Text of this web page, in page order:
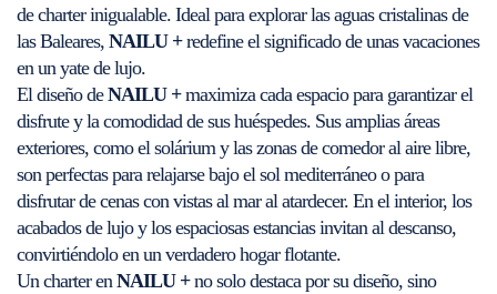
de charter inigualable. Ideal para explorar las aguas cristalinas de
las Baleares, NAILU +redefine el significado de unas vacaciones
en un yate de lujo.
El diseño deNAILU +maximiza cada espacio para garantizar el
disfrute y la comodidad de sus huéspedes. Sus amplias áreas
exteriores, como el solárium y las zonas de comedor al aire libre,
son perfectas para relajarse bajo el sol mediterráneo o para
disfrutar de cenas con vistas al mar al atardecer. En el interior, los
acabados de lujo y los espaciosas estancias invitan al descanso,
convirtiéndolo en un verdadero hogar flotante.
Un charter enNAILU +no solo destaca por su diseño, sino